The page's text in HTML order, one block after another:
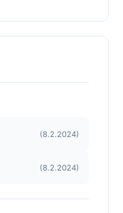
(8.2.2024)
(8.2.2024)